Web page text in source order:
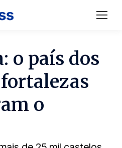
o país dos
o